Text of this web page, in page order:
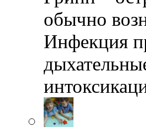
обычно
Инфекция